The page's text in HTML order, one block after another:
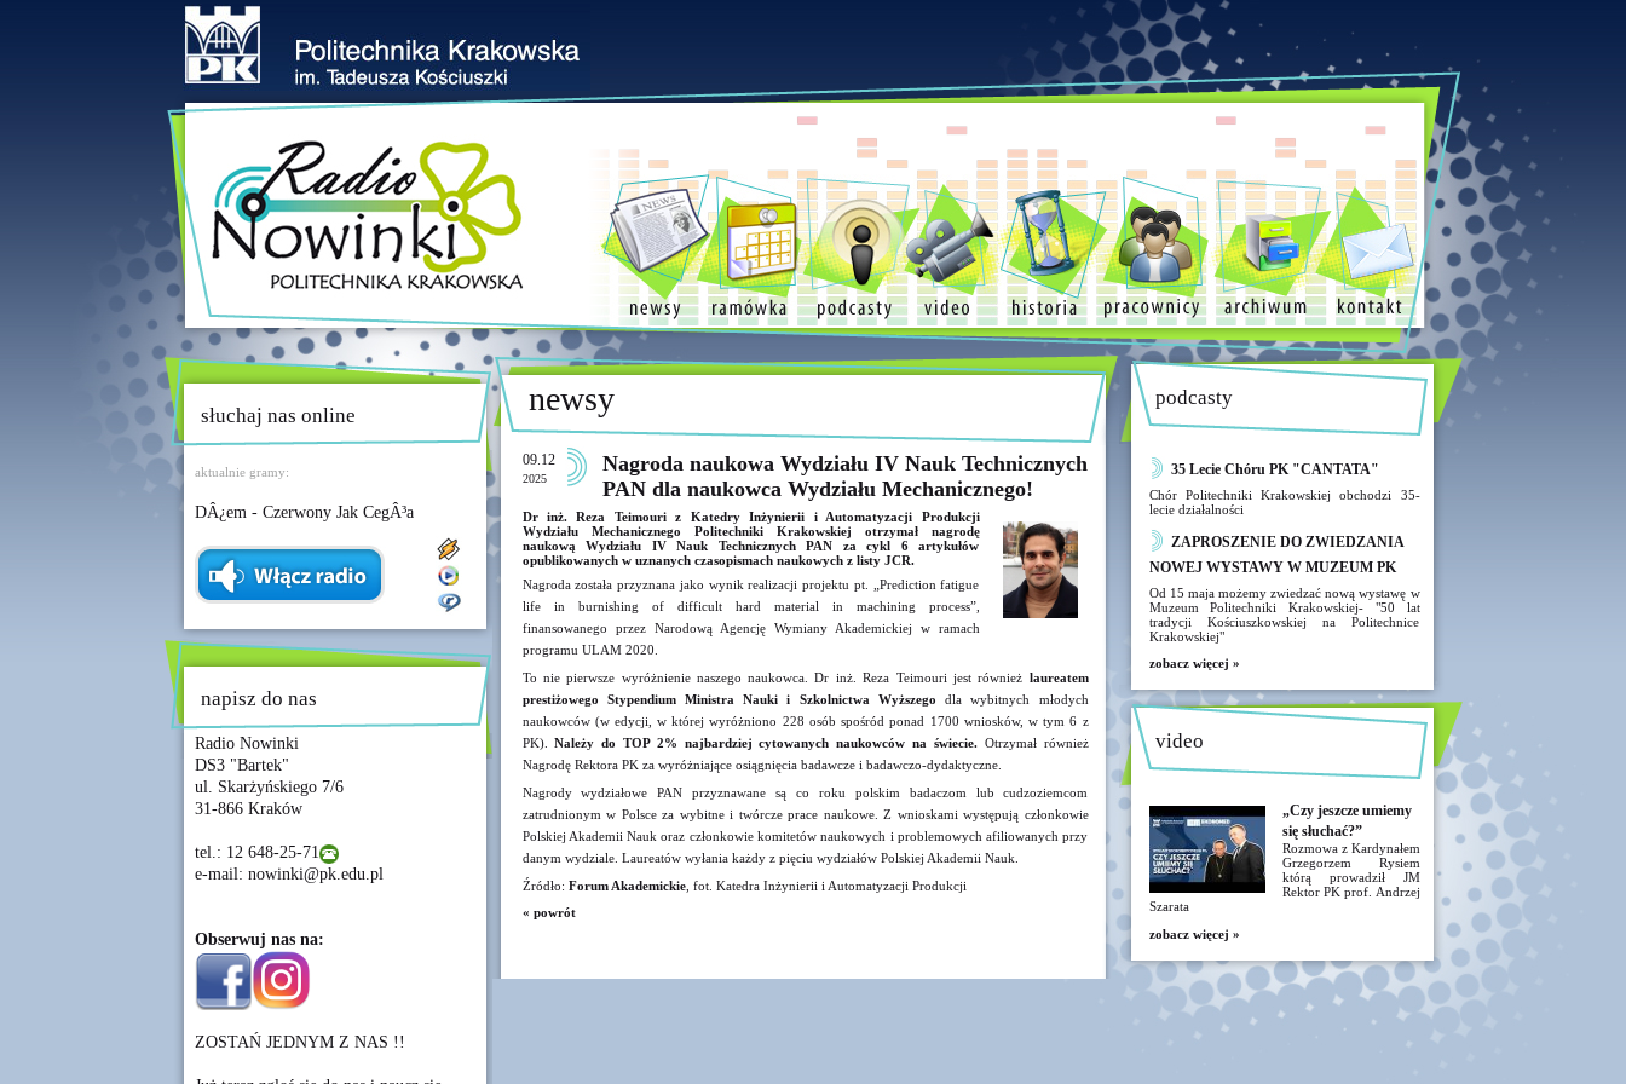
słuchaj nas online
aktualnie gramy:
DÂ¿em - Czerwony Jak CegÂ³a
napisz do nas
Radio Nowinki
DS3 "Bartek"
ul. Skarżyńskiego 7/6
31-866 Kraków
tel.: 12 648-25-71
e-mail: nowinki@pk.edu.pl
Obserwuj nas na:
ZOSTAŃ JEDNYM Z NAS !!
newsy
09.12
2025
Nagroda naukowa Wydziału IV Nauk Technicznych
PAN dla naukowca Wydziału Mechanicznego!
Dr inż. Reza Teimouri z Katedry Inżynierii i Automatyzacji Produkcji
Wydziału Mechanicznego Politechniki Krakowskiej otrzymał nagrodę
naukową Wydziału IV Nauk Technicznych PAN za cykl 6 artykułów
opublikowanych w uznanych czasopismach naukowych z listy JCR.
Nagroda została przyznana jako wynik realizacji projektu pt. „Prediction fatigue
life in burnishing of difficult hard material in machining process”,
finansowanego przez Narodową Agencję Wymiany Akademickiej w ramach
programu ULAM 2020.​
To nie pierwsze wyróżnienie naszego naukowca. Dr inż. Reza Teimouri jest również laureatem
prestiżowego Stypendium Ministra Nauki i Szkolnictwa Wyższego dla wybitnych młodych
naukowców (w edycji, w której wyróżniono 228 osób spośród ponad 1700 wniosków, w tym 6 z
PK).Należy do TOP 2% najbardziej cytowanych naukowców na świecie.Otrzymał również
Nagrodę Rektora PK za wyróżniające osiągnięcia badawcze i badawczo-dydaktyczne.
Nagrody wydziałowe PAN przyznawane są co roku polskim badaczom lub cudzoziemcom
zatrudnionym w Polsce za wybitne i twórcze prace naukowe. Z wnioskami występują członkowie
Polskiej Akademii Nauk oraz członkowie komitetów naukowych i problemowych afiliowanych przy
danym wydziale. Laureatów wyłania każdy z pięciu wydziałów Polskiej Akademii Nauk.
Źródło: Forum Akademickie, fot. Katedra Inżynierii i Automatyzacji Produkcji
« powrót
podcasty
35 Lecie Chóru PK "CANTATA"
Chór Politechniki Krakowskiej obchodzi 35-
lecie działalności
ZAPROSZENIE DO ZWIEDZANIA
NOWEJ WYSTAWY W MUZEUM PK
Od 15 maja możemy zwiedzać nową wystawę w
Muzeum Politechniki Krakowskiej- "50 lat
tradycji Kościuszkowskiej na Politechnice
Krakowskiej"
zobacz więcej »
video
„Czy jeszcze umiemy
się słuchać?”
Rozmowa z Kardynałem
Grzegorzem Rysiem
którą prowadził JM
Rektor PK prof. Andrzej
Szarata
zobacz więcej »